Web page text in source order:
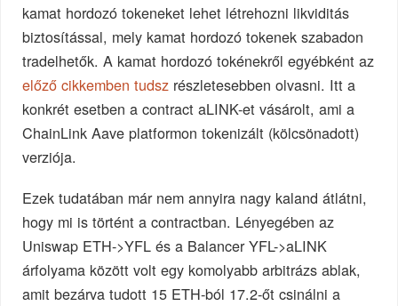
kamat hordozó tokeneket lehet létrehozni likviditás
biztosítással, mely kamat hordozó tokenek szabadon
tradelhetők. A kamat hordozó tokénekről egyébként az
előző cikkemben tudsz részletesebben olvasni. Itt a
konkrét esetben a contract aLINK-et vásárolt, ami a
ChainLink Aave platformon tokenizált (kölcsönadott)
verziója.
Ezek tudatában már nem annyira nagy kaland átlátni,
hogy mi is történt a contractban. Lényegében az
Uniswap ETH->YFL és a Balancer YFL->aLINK
árfolyama között volt egy komolyabb arbitrázs ablak,
amit bezárva tudott 15 ETH-ból 17.2-őt csinálni a